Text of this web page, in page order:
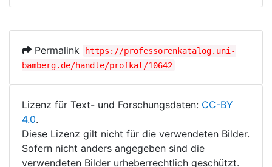
Permalink
https://professorenkatalog.uni-
bamberg.de/handle/profkat/10642
Lizenz für Text- und Forschungsdaten: CC-BY
4.0.
Diese Lizenz gilt nicht für die verwendeten Bilder.
Sofern nicht anders angegeben sind die
verwendeten Bilder urheberrechtlich geschützt.